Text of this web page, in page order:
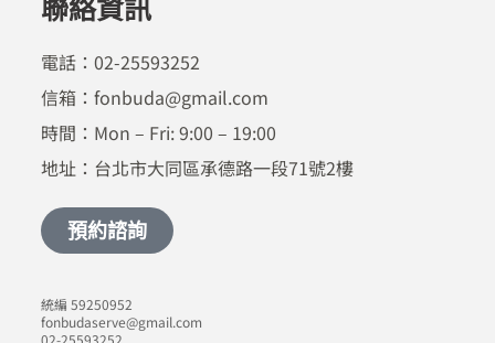
聯絡資訊
電話：02-25593252
信箱：fonbuda@gmail.com
時間：Mon – Fri: 9:00 – 19:00
地址：台北市大同區承德路一段71號2樓
預約諮詢
統編 59250952
fonbudaserve@gmail.com